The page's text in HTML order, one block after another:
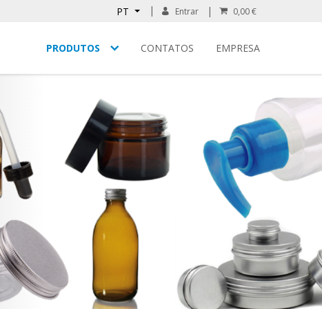
PT Entrar 0,00 €
PRODUTOS CONTATOS EMPRESA